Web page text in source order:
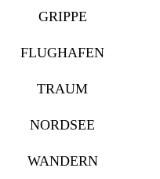
GRIPPE
FLUGHAFEN
TRAUM
NORDSEE
WANDERN